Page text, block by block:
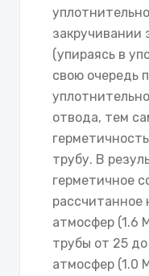
закручивании
(упираясь в
свою очередь
отвода, тем
трубу. В
герметичное
рассчитанное
атмосфер (1.6
трубы от 25
атмосфер (1.0